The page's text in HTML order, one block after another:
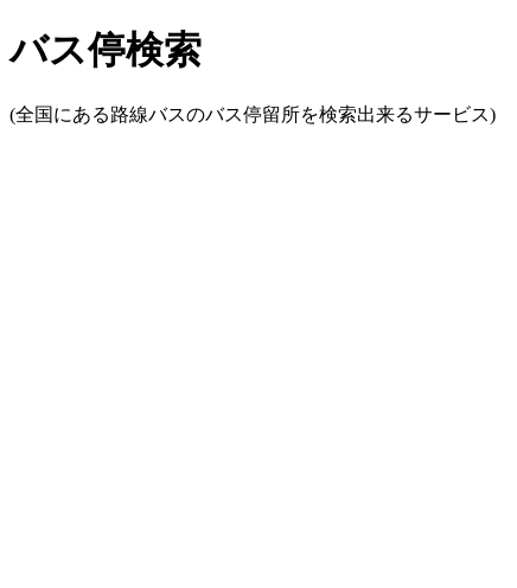
バス停検索
(全国にある路線バスのバス停留所を検索出来るサービス)